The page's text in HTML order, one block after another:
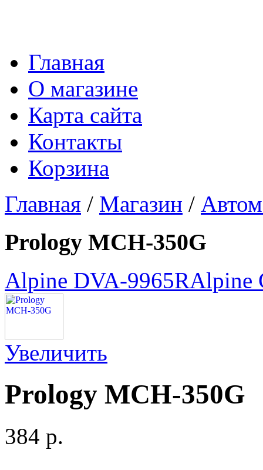
Главная
О магазине
Карта сайта
Контакты
Корзина
Главная / Магазин /
Prology MCH-350G
Alpine DVA-9965RAlpine
Увеличить
Prology MCH-350G
384 p.